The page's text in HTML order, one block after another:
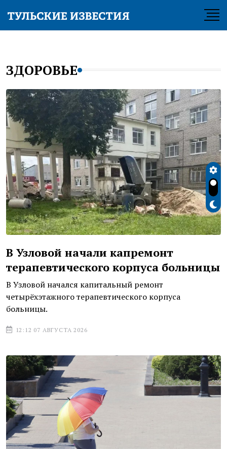
ЗДОРОВЬЕ
В Узловой начали капремонт
терапевтического корпуса больницы
В Узловой начался капитальный ремонт
четырёхэтажного терапевтического корпуса
больницы.
12:12 07 АВГУСТА 2026